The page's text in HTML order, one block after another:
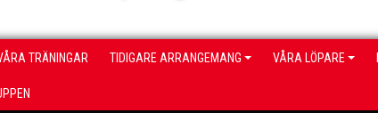
TRÄNINGAR TIDIGARE ARRANGEMANG VÅRA LÖPARE